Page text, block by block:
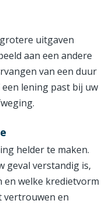
uitgaven
aan een andere
van een duur
lening past bij uw
helder te maken.
geval verstandig is,
en welke kredietvorm
vertrouwen en